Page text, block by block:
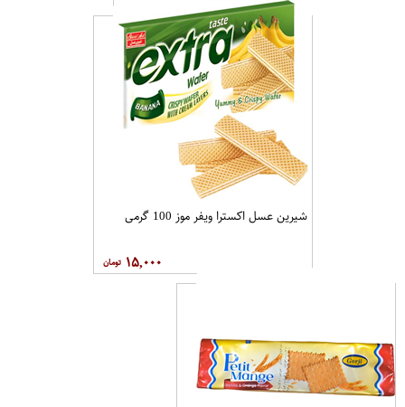
شیرین عسل اکسترا ویفر موز 100 گرمی
۱۵,۰۰۰